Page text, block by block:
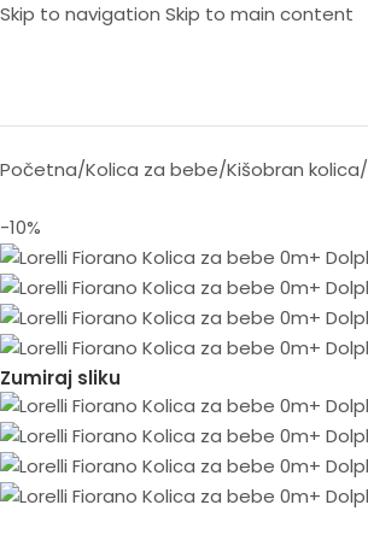
Skip to navigation Skip to main content
Početna/Kolica za bebe/Kišobran kolica/
-10%
Zumiraj sliku